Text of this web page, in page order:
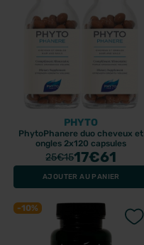
PHYTO
PhytoPhanere duo cheveux et
ongles 2x120 capsules
25€1517€61
AJOUTER AU PANIER
-10%